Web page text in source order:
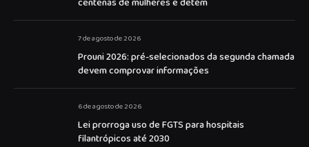
7 de agosto de 2026
Prouni 2026: pré-selecionados da segunda chamada
devem comprovar informações
6 de agosto de 2026
Lei prorroga uso de FGTS para hospitais
filantrópicos até 2030